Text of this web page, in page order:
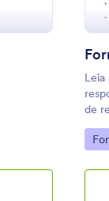
a
Leia
de